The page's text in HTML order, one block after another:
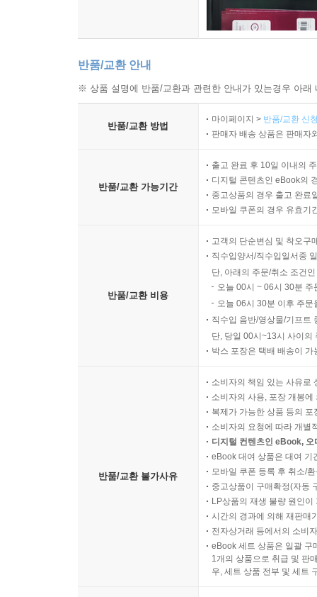
반품/교환 안내
※ 상품 설명에 반품/교환과 관련한 안내가 있는경우 아
반품/교환 방법
마이페이지 > 반품/교환 신
판매자 배송 상품은 판매자
반품/교환 가능기간
출고 완료 후 10일 이내의
디지털 콘텐츠인 eBook의
중고상품의 경우 출고 완료
모바일 쿠폰의 경우 유효기
반품/교환 비용
고객의 단순변심 및 착오구
직수입양서/직수입일서중
단, 아래의 주문/취소 조건
오늘 00시 ~ 06시 30분
오늘 06시 30분 이후 주
직수입 음반/영상물/기프트
단, 당일 00시~13시 사이의
박스 포장은 택배 배송이
반품/교환 불가사유
소비자의 책임 있는 사유로
소비자의 사용, 포장 개봉
복제가 가능한 상품 등의
소비자의 요청에 따라 개별
디지털 컨텐츠인 eBook,
eBook 대여 상품은 대여 기
모바일 쿠폰 등록 후 취소/
중고상품이 구매확정(자동
LP상품의 재생 불량 원인
시간의 경과에 의해 재판매
전자상거래 등에서의 소비
eBook 세트 상품은 일괄 구
1개의 상품으로 취급 및 판
우, 세트 상품 전부 및 세트